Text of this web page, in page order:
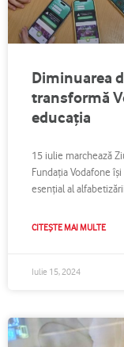
Diminuarea
transformă
educația
15 iulie marchează
Fundația Vodafone
esențial al
CITEȘTE MAI MULTE
Iulie 15, 2024